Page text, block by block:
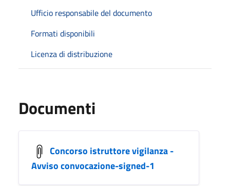
Ufficio responsabile del documento
Formati disponibili
Licenza di distribuzione
Documenti
Concorso istruttore vigilanza -
Avviso convocazione-signed-1